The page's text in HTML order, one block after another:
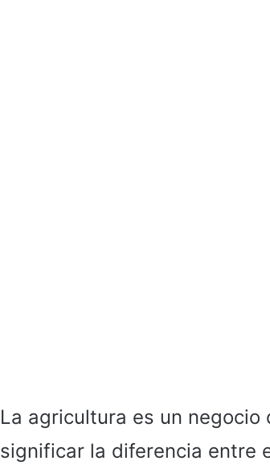
La agricultura es un
significar la diferencia entre